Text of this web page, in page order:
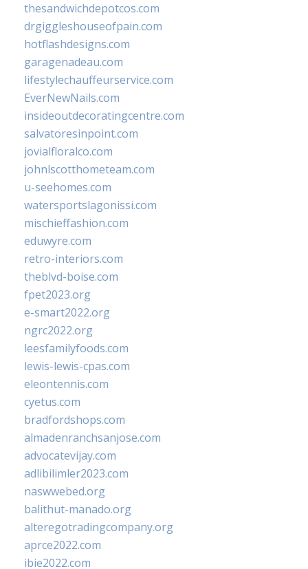
thesandwichdepotcos.com
drgiggleshouseofpain.com
hotflashdesigns.com
garagenadeau.com
lifestylechauffeurservice.com
EverNewNails.com
insideoutdecoratingcentre.com
salvatoresinpoint.com
jovialfloralco.com
johnlscotthometeam.com
u-seehomes.com
watersportslagonissi.com
mischieffashion.com
eduwyre.com
retro-interiors.com
theblvd-boise.com
fpet2023.org
e-smart2022.org
ngrc2022.org
leesfamilyfoods.com
lewis-lewis-cpas.com
eleontennis.com
cyetus.com
bradfordshops.com
almadenranchsanjose.com
advocatevijay.com
adlibilimler2023.com
naswwebed.org
balithut-manado.org
alteregotradingcompany.org
aprce2022.com
ibie2022.com